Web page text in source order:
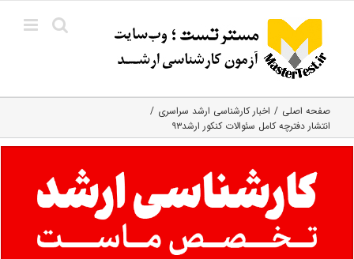
content
صفحه اصلی
اخبار کارشناسی ارشد سراسری
انتشار دفترچه کامل سئوالات کنکور ارشد۹۳